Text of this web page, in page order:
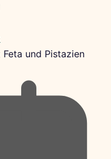
und Pistazien